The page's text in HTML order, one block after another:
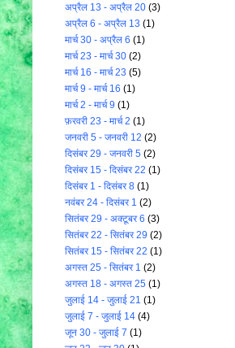
अप्रैल 13 - अप्रैल 20 (3)
अप्रैल 6 - अप्रैल 13 (1)
मार्च 30 - अप्रैल 6 (1)
मार्च 23 - मार्च 30 (2)
मार्च 16 - मार्च 23 (5)
मार्च 9 - मार्च 16 (1)
मार्च 2 - मार्च 9 (1)
फ़रवरी 23 - मार्च 2 (1)
जनवरी 5 - जनवरी 12 (2)
दिसंबर 29 - जनवरी 5 (2)
दिसंबर 15 - दिसंबर 22 (1)
दिसंबर 1 - दिसंबर 8 (1)
नवंबर 24 - दिसंबर 1 (2)
सितंबर 29 - अक्टूबर 6 (3)
सितंबर 22 - सितंबर 29 (2)
सितंबर 15 - सितंबर 22 (1)
अगस्त 25 - सितंबर 1 (2)
अगस्त 18 - अगस्त 25 (1)
जुलाई 14 - जुलाई 21 (1)
जुलाई 7 - जुलाई 14 (4)
जून 30 - जुलाई 7 (1)